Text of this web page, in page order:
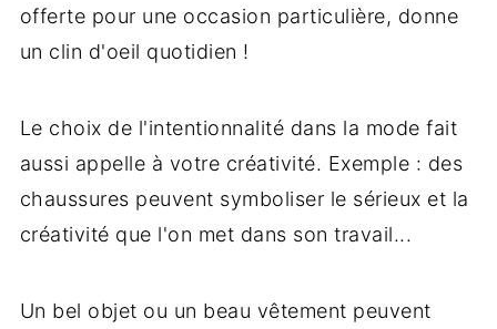
offerte pour une occasion particulière, donne
un clin d'oeil quotidien !
Le choix de l'intentionnalité dans la mode fait
aussi appelle à votre créativité. Exemple : des
chaussures peuvent symboliser le sérieux et la
créativité que l'on met dans son travail...
Un bel objet ou un beau vêtement peuvent